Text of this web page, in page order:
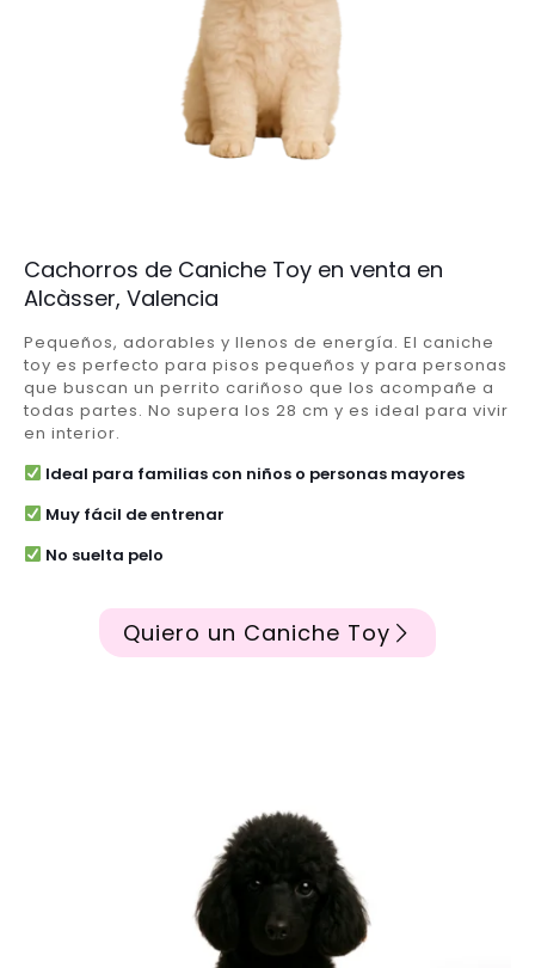
Cachorros de Caniche Toy en venta en
Alcàsser, Valencia
Pequeños, adorables y llenos de energía. El caniche
toy es perfecto para pisos pequeños y para personas
que buscan un perrito cariñoso que los acompañe a
todas partes. No supera los 28 cm y es ideal para vivir
en interior.
Ideal para familias con niños o personas mayores
Muy fácil de entrenar
No suelta pelo
Quiero un Caniche Toy